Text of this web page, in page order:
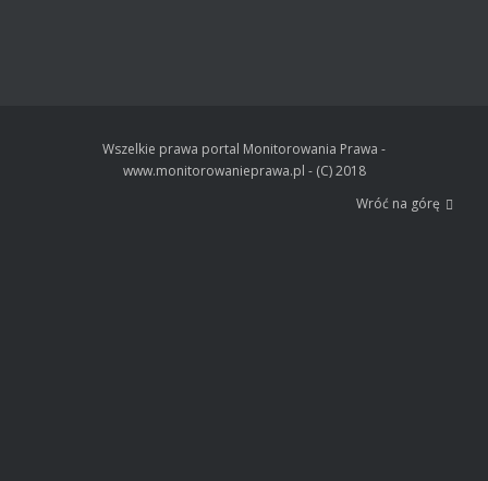
Wszelkie prawa portal Monitorowania Prawa -
www.monitorowanieprawa.pl - (C) 2018
Wróć na górę